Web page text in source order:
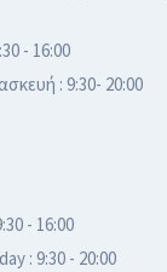
- 16:00
: 9:30- 20:00
- 16:00
: 9:30 - 20:00